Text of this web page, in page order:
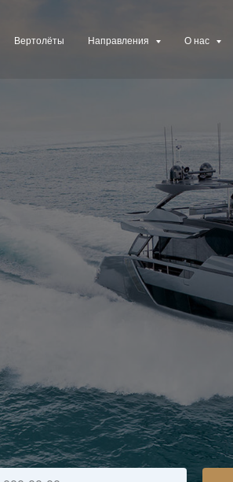
Вертолёты Направления О нас